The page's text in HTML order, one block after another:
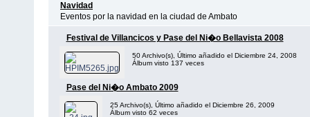
Navidad
Eventos por la navidad en la ciudad de Ambato
Festival de Villancicos y Pase del Ni�o Bellavista 2008
50 Archivo(s), Último añadido el Diciembre 24, 2008
Álbum visto 137 veces
Pase del Ni�o Ambato 2009
25 Archivo(s), Último añadido el Diciembre 26, 2009
Álbum visto 62 veces